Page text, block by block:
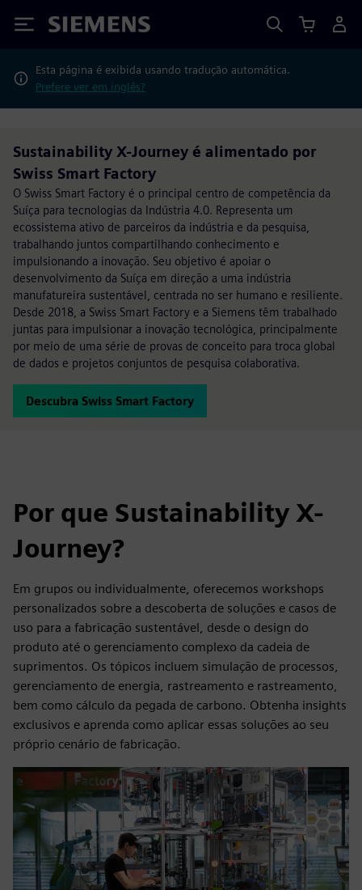
Siemens
Esta página é exibida usando tradução automática.
Prefere ver em inglês?
Sustainability X-Journey é alimentado por
Swiss Smart Factory
O Swiss Smart Factory é o principal centro de competência da
Suíça para tecnologias da Indústria 4.0. Representa um
ecossistema ativo de parceiros da indústria e da pesquisa,
trabalhando juntos compartilhando conhecimento e
impulsionando a inovação. Seu objetivo é apoiar o
desenvolvimento da Suíça em direção a uma indústria
manufatureira sustentável, centrada no ser humano e resiliente.
Desde 2018, a Swiss Smart Factory e a Siemens têm trabalhado
juntas para impulsionar a inovação tecnológica, principalmente
por meio de uma série de provas de conceito para troca global
de dados e projetos conjuntos de pesquisa colaborativa.
Descubra Swiss Smart Factory
Por que Sustainability X-
Journey?
Em grupos ou individualmente, oferecemos workshops
personalizados sobre a descoberta de soluções e casos de
uso para a fabricação sustentável, desde o design do
produto até o gerenciamento complexo da cadeia de
suprimentos. Os tópicos incluem simulação de processos,
gerenciamento de energia, rastreamento e rastreamento,
bem como cálculo da pegada de carbono. Obtenha insights
exclusivos e aprenda como aplicar essas soluções ao seu
próprio cenário de fabricação.